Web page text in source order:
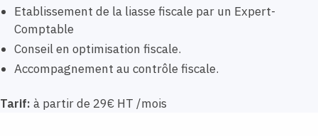
Etablissement de la liasse fiscale par un Expert-
Comptable
Conseil en optimisation fiscale.
Accompagnement au contrôle fiscale.
Tarif: à partir de 29€ HT /mois